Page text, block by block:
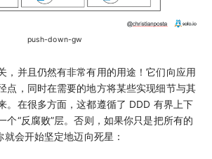
push-down-gw
，并且仍然有非常有用的用途！它们向应用
点，同时在需要的地方将某些实现细节与其
。在很多方面，这都遵循了 DDD 有界上下
个“反腐败”层。否则，如果你只是把所有的
就会开始坚定地迈向死星：